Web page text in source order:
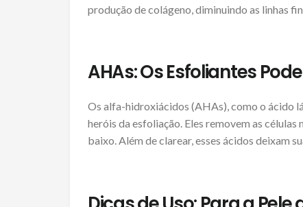
produção de colágeno, diminuindo as linhas
AHAs: Os Esfoliantes
Os alfa-hidroxiácidos (AHAs), como o ácido
heróis da esfoliação. Eles removem as
baixo. Além de clarear, esses ácidos deixam